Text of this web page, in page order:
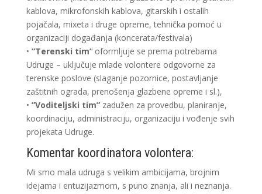
kablova, mikrofonskih kablova, gitarskih i ostalih
pojačala, mixeta i druge opreme, tehnička pomoć u
organizaciji događanja (koncerata/festivala)
• ”Terenski tim’‘ oformljuje se prema potrebama
Udruge – uključuje mlade volontere odgovorne za
terenske poslove (slaganje pozornice, postavljanje
zaštitnih ograda, prenošenja glazbene opreme i sl.),
• ”Voditeljski tim”zadužen za provedbu, planiranje,
koordinaciju, administraciju, organizaciju i vođenje svih
projekata Udruge.
Komentar koordinatora volontera:
Mi smo mala udruga s velikim ambicijama, brojnim
idejama i entuzijazmom, s puno znanja, ali i neznanja.